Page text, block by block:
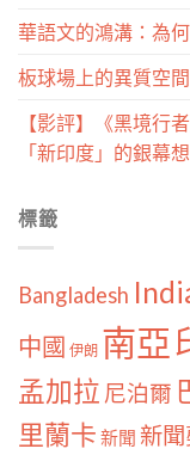
華語文的鴻溝：為
板球場上的異質空
【影評】《黑境行
「新印度」的銀幕
標籤
Bangladesh
中國 伊朗 南亞
孟加拉 尼泊爾
里蘭卡 新聞 新